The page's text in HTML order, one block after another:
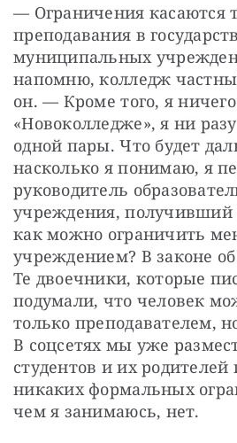
— Ограничения касаются
преподавания в
муниципальных
напомню, колледж
он. — Кроме того, я
«Новоколледже», я ни
одной пары. Что будет
насколько я понимаю, я
руководитель
учреждения, получивший
как можно ограничить
учреждением? В законе
Те двоечники, которые
подумали, что человек
только преподавателем,
В соцсетях мы уже
студентов и их родителей
никаких формальных
чем я занимаюсь, нет.